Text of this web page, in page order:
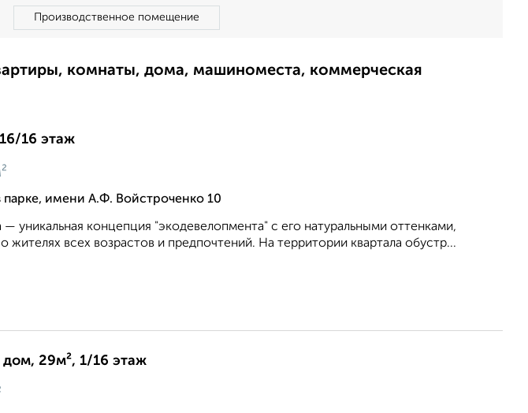
Производственное помещение
комнаты, дома, машиноместа, коммерческая
16 этаж
имени А.Ф. Войстроченко 10
уникальнaя концепция "экoдeвелoпмeнтa" c его нaтуpaльными оттенкaми,
всeх возрacтoв и прeдпочтений. На территории квартала обустр...
29м², 1/16 этаж